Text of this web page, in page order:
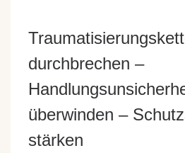
durchbrechen –
überwinden –
stärken